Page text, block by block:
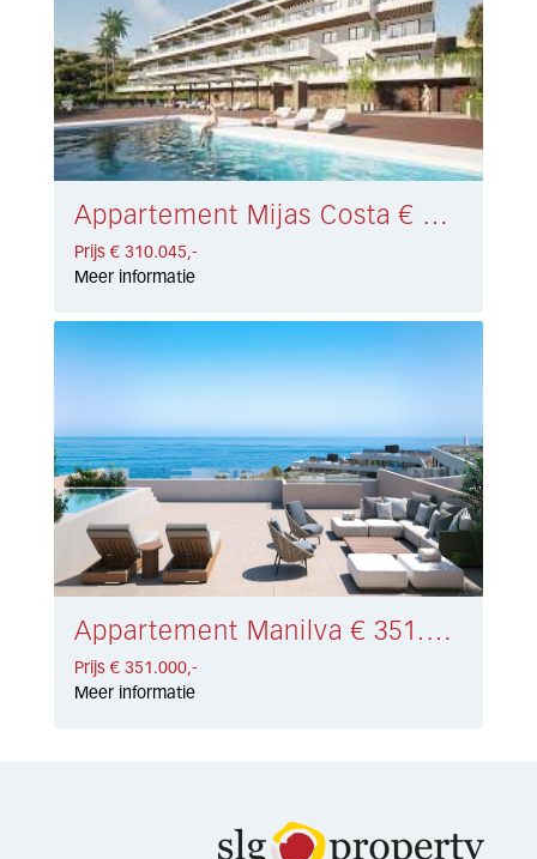
Appartement Mijas Costa € 310.045,-
Prijs € 310.045,-
Meer informatie
Appartement Manilva € 351.000,-
Prijs € 351.000,-
Meer informatie